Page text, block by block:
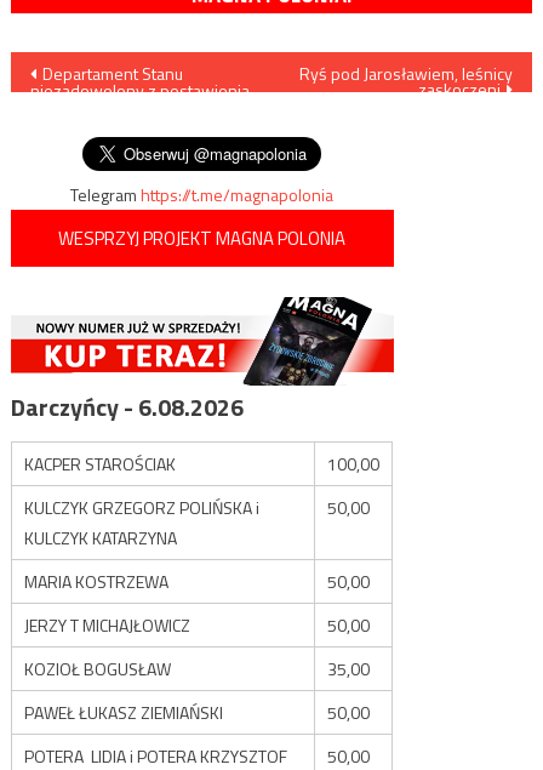
Nawigacja
Departament Stanu
niezadowolony z postawienia
Ryś pod Jarosławiem, leśnicy
zaskoczeni
Telegramhttps://t.me/magnapolonia
WESPRZYJ PROJEKT MAGNA POLONIA
Darczyńcy - 6.08.2026
KACPER STAROŚCIAK
100,00
KULCZYK GRZEGORZ POLIŃSKA i
KULCZYK KATARZYNA
50,00
MARIA KOSTRZEWA
50,00
JERZY T MICHAJŁOWICZ
50,00
KOZIOŁ BOGUSŁAW
35,00
PAWEŁ ŁUKASZ ZIEMIAŃSKI
50,00
POTERA LIDIA i POTERA KRZYSZTOF
50,00